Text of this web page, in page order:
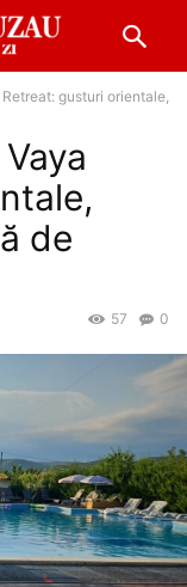
gusturi orientale,
de
0
57